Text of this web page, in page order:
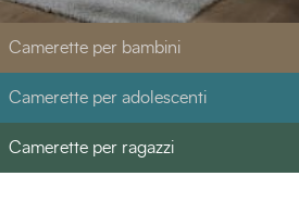
Camerette per bambini
Camerette per adolescenti
Camerette per ragazzi